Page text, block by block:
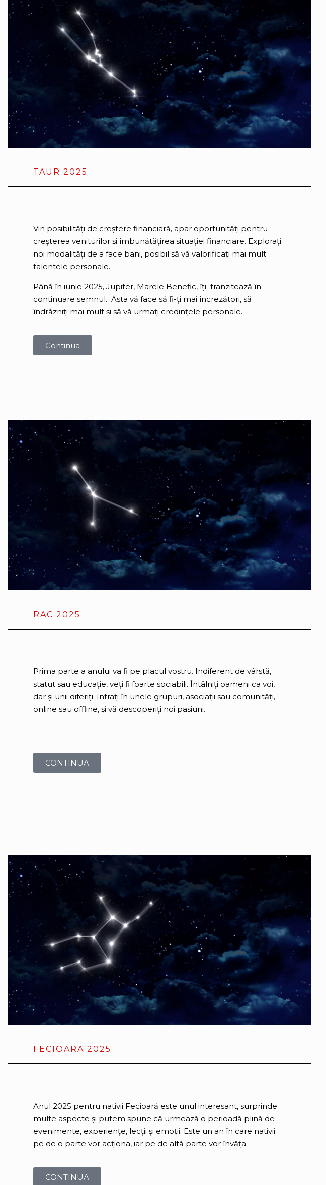
TAUR 2025
Vin posibilități de creștere financiară, apar oportunități pentru
creșterea veniturilor și îmbunătățirea situației financiare. Explorați
noi modalități de a face bani, posibil să vă valorificați mai mult
talentele personale.
Până în iunie 2025, Jupiter, Marele Benefic, îți tranzitează în
continuare semnul. Asta vă face să fi-ți mai încrezători, să
îndrăzniți mai mult și să vă urmați credințele personale.
Continua
RAC 2025
Prima parte a anului va fi pe placul vostru. Indiferent de vârstă,
statut sau educație, veți fi foarte sociabili. Întâlniți oameni ca voi,
dar și unii diferiți. Intrați în unele grupuri, asociații sau comunități,
online sau offline, și vă descoperiți noi pasiuni.
CONTINUA
FECIOARA 2025
Anul 2025 pentru nativii Fecioară este unul interesant, surprinde
multe aspecte și putem spune că urmează o perioadă plină de
evenimente, experiențe, lecții și emoții. Este un an în care nativii
pe de o parte vor acționa, iar pe de altă parte vor învăța.
CONTINUA